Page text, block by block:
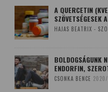
A QUERCETIN
SZÖVETSÉGESEK
HAJAS BEATRIX -
BOLDOGSÁGUNK
ENDORFIN,
CSONKA BENCE